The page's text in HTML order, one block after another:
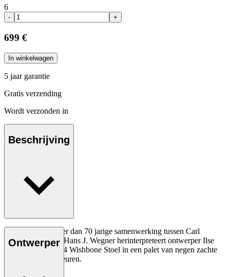
6
- +
699 €
In winkelwagen
5 jaar garantie
Gratis verzending
Wordt verzonden in
Beschrijving
Ter ere van de meer dan 70 jarige samenwerking tussen Carl
Hansen & Søn en Hans J. Wegner herinterpreteert ontwerper Ilse
Crawford de CH24 Wishbone Stoel in een palet van negen zachte
maar complexe kleuren.
Ontwerper